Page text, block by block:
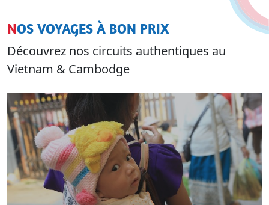
NOS VOYAGES À BON PRIX
Découvrez nos circuits authentiques au
Vietnam & Cambodge